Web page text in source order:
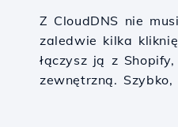
Z CloudDNS nie
zaledwie kilka
łączysz ją z
zewnętrzną.